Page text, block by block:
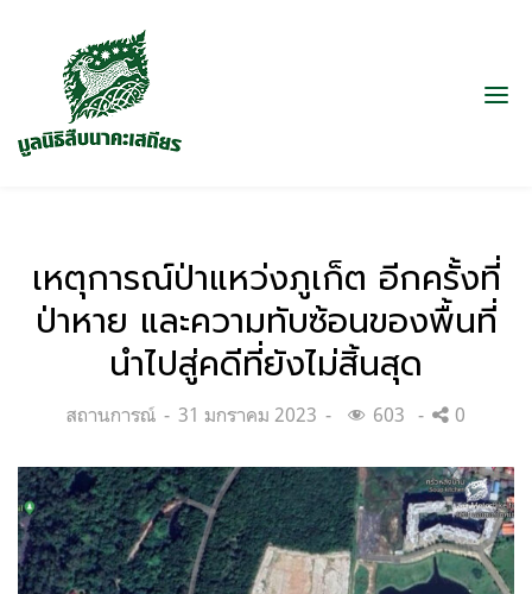
เหตุการณ์ป่าแหว่งภูเก็ต อีกครั้งที่
ป่าหาย และความทับซ้อนของพื้นที่
นำไปสู่คดีที่ยังไม่สิ้นสุด
Categories:
สถานการณ์
Posted
31 มกราคม 2023 603 0